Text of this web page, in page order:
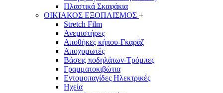
Πλαστικά Σκαφάκια
ΟΙΚΙΑΚΟΣ ΕΞΟΠΛΙΣΜΟΣ +
Stretch Film
Ανεμιστήρες
Αποθήκες κήπου-Γκαράζ
Αποχυμωτές
Βάσεις ποδηλάτων-Τρόμπες
Γραμματοκιβώτια
Εντομοπαγίδες Ηλεκτρικές
Ηχεία